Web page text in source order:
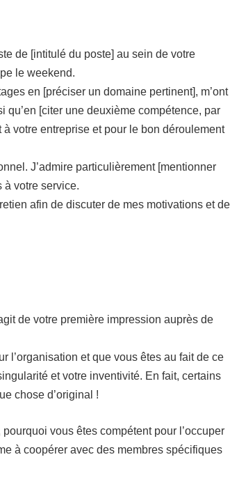
de [intitulé du poste] au sein de votre
le weekend.
en [préciser un domaine pertinent], m’ont
[citer une deuxième compétence, par
votre entreprise et pour le bon déroulement
J’admire particulièrement [mentionner
à votre service.
afin de discuter de mes motivations et de
de votre première impression auprès de
l’organisation et que vous êtes au fait de ce
et votre inventivité. En fait, certains
chose d’original !
vous êtes compétent pour l’occuper
à coopérer avec des membres spécifiques